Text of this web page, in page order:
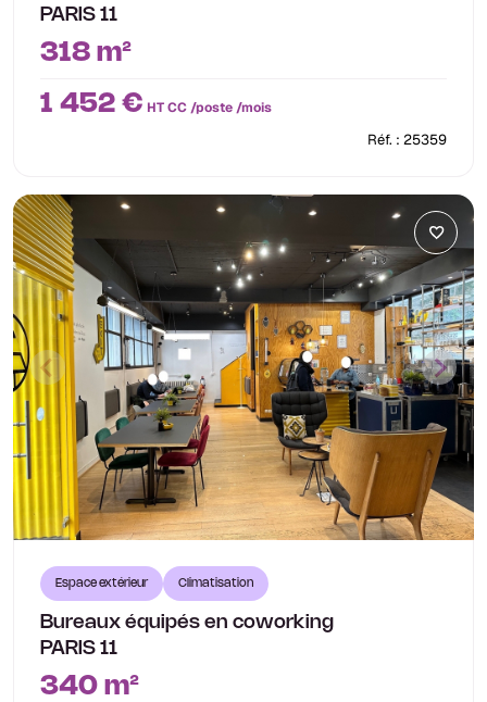
PARIS 11
318 m²
1 452 € HT CC /poste /mois
Réf. : 25359
Espace extérieur Climatisation
Bureaux équipés en coworking
PARIS 11
340 m²